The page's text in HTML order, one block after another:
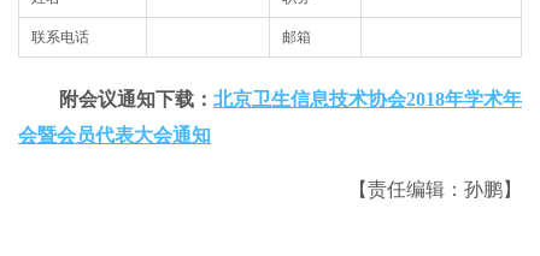
联系电话 邮箱
附会议通知下载： 北京卫生信息技术协会2018年学术年
会暨会员代表大会通知
【责任编辑：孙鹏】